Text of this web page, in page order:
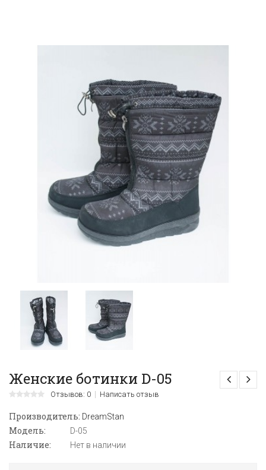
Женские ботинки D-05
Отзывов: 0 Написать отзыв
Производитель: DreamStan
Модель: D-05
Наличие: Нет в наличии